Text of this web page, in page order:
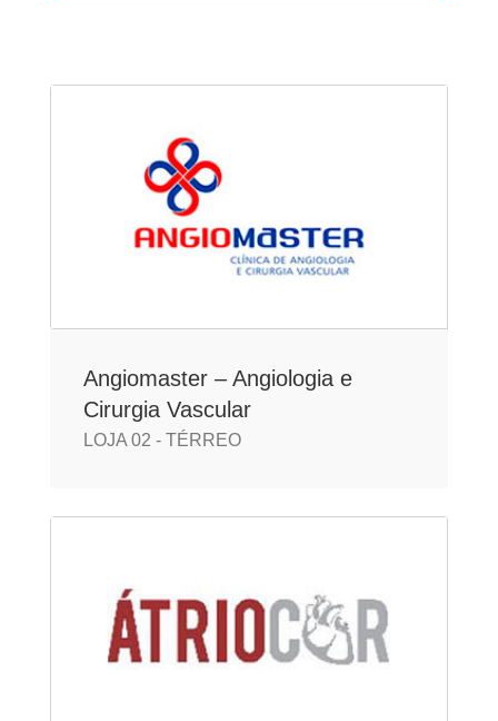
Angiomaster – Angiologia e
Cirurgia Vascular
LOJA 02 - TÉRREO